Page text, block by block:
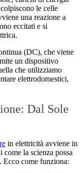
le celle
una reazione a
eccitati e si
(DC), che viene
un dispositivo
che utilizziamo
elettrodomestici,
Dal Sole
in elettricità avviene in
come la scienza possa
Ecco come funziona: